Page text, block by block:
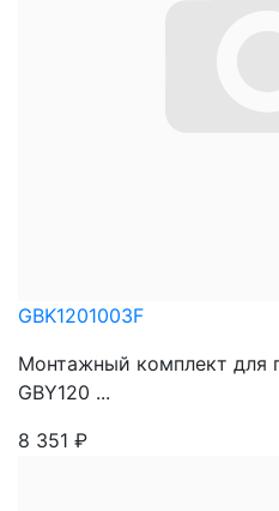
GBK1201003F
Монтажный комплект для
GBY120 ...
8 351 ₽